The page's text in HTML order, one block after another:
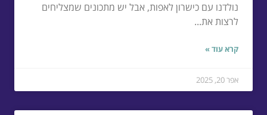
נולדנו עם כישרון לאפות, אבל יש מתכונים שמצליחים
לרצות את...
קרא עוד »
אפר 20, 2025